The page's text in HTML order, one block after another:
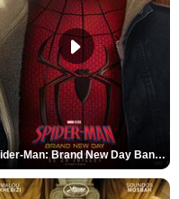
Spider-Man: Brand New Day Bande-annonce VO STFR